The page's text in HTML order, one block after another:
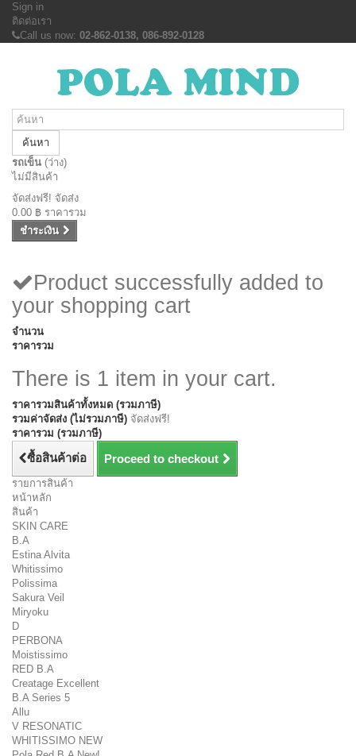
Sign in
ติดต่อเรา
Call us now: 02-862-0138, 086-892-0128
ค้นหา
รถเข็น (ว่าง)
ไม่มีสินค้า
จัดส่งฟรี! จัดส่ง
0.00 ฿ ราคารวม
ชำระเงิน
Product successfully added to
your shopping cart
จำนวน
ราคารวม
There is 1 item in your cart.
ราคารวมสินค้าทั้งหมด (รวมภาษี)
รวมค่าจัดส่ง (ไม่รวมภาษี) จัดส่งฟรี!
ราคารวม (รวมภาษี)
ซื้อสินค้าต่อ Proceed to checkout
รายการสินค้า
หน้าหลัก
สินค้า
SKIN CARE
B.A
Estina Alvita
Whitissimo
Polissima
Sakura Veil
Miryoku
D
PERBONA
Moistissimo
RED B.A
Creatage Excellent
B.A Series 5
Allu
V RESONATIC
WHITISSIMO NEW